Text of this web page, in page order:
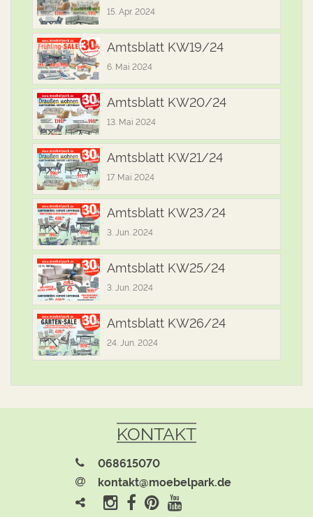
15. Apr. 2024
Amtsblatt KW19/24
6. Mai 2024
Amtsblatt KW20/24
13. Mai 2024
Amtsblatt KW21/24
17. Mai 2024
Amtsblatt KW23/24
3. Jun. 2024
Amtsblatt KW25/24
3. Jun. 2024
Amtsblatt KW26/24
24. Jun. 2024
KONTAKT
068615070
kontakt@moebelpark.de